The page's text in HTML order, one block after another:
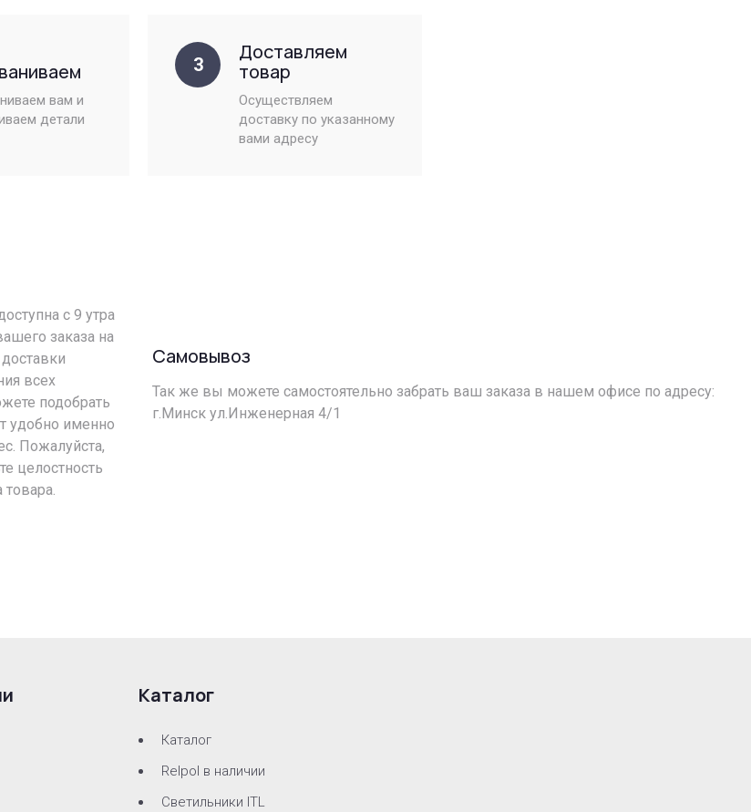
вам и
детали
3
Доставляем
товар
Осуществляем
доставку по указанному
вами адресу
с 9 утра
заказа на
всех
подобрать
удобно именно
Пожалуйста,
целостность
Самовывоз
Так же вы можете самостоятельно забрать ваш заказа в нашем офисе по адресу:
г.Минск ул.Инженерная 4/1
Каталог
Каталог
Relpol в наличии
Светильники ITL